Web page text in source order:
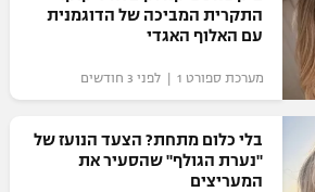
התקרית המביכה של הדוגמנית
עם האלוף האגדי
מערכת ספורט 1 | לפני 3 חודשים
בלי כלום מתחת? הצעד הנועז של
"נערת הגולף" שהסעיר את
המעריצים